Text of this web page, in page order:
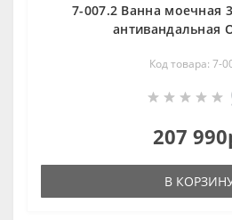
7-007.2 Ванна моечная
антивандальная
Код товара: 7-
207
В